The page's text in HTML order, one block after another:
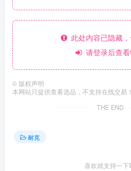
此处内容已隐藏，
请登录后查看
© 版权声明
本网站只提供查看选品，不支持在线交易！
THE END
耐克
喜欢就支持一下